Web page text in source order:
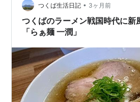
つくば生活日記 • 3ヶ月前
つくばのラーメン戦国時代に新
「らぁ麺 一潤」